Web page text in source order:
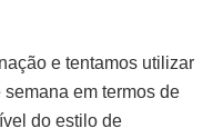
e tentamos utilizar
em termos de
do estilo de